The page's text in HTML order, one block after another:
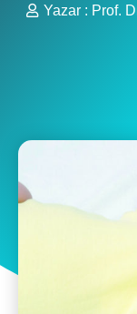
Yazar : Prof.